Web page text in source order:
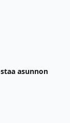
asunnon